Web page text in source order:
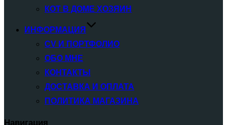
КОТ В ДОМЕ ХОЗЯИН
ИНФОРМАЦИЯ
CV И ПОРТФОЛИО
ОБО МНЕ
КОНТАКТЫ
ДОСТАВКА И ОПЛАТА
ПОЛИТИКА МАГАЗИНА
Навигация